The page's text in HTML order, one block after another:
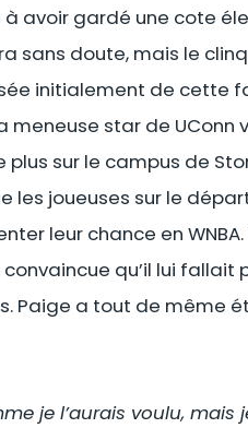
avoir gardé une cote
sans doute, mais le
initialement de cette
meneuse star de UConn
sur le campus de
joueuses sur le
leur chance en
qu’il lui fallait
Paige a tout de même
je l’aurais voulu,